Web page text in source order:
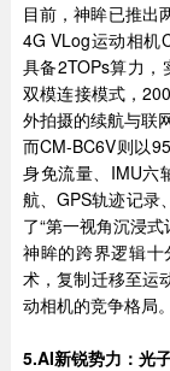
目前，神眸已推出
4G VLog运动相机
具备2TOPs算力
双模连接模式，
外拍摄的续航与联
而CM-BC6V则以
身免流量、IMU六
航、GPS轨迹记录
了“第一视角沉浸式
神眸的跨界逻辑
术，复制迁移至运
动相机的竞争格局。
5.AI新锐势力：光